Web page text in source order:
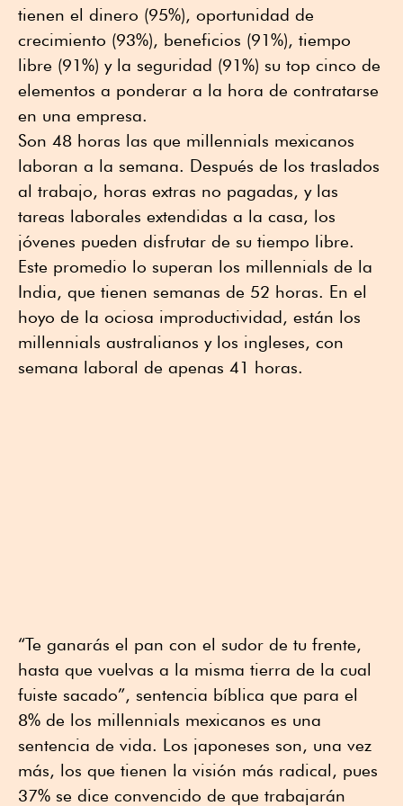
tienen el dinero (95%), oportunidad de
crecimiento (93%), beneficios (91%), tiempo
libre (91%) y la seguridad (91%) su top cinco de
elementos a ponderar a la hora de contratarse
en una empresa.
Son 48 horas las que millennials mexicanos
laboran a la semana. Después de los traslados
al trabajo, horas extras no pagadas, y las
tareas laborales extendidas a la casa, los
jóvenes pueden disfrutar de su tiempo libre.
Este promedio lo superan los millennials de la
India, que tienen semanas de 52 horas. En el
hoyo de la ociosa improductividad, están los
millennials australianos y los ingleses, con
semana laboral de apenas 41 horas.
“Te ganarás el pan con el sudor de tu frente,
hasta que vuelvas a la misma tierra de la cual
fuiste sacado”, sentencia bíblica que para el
8% de los millennials mexicanos es una
sentencia de vida. Los japoneses son, una vez
más, los que tienen la visión más radical, pues
37% se dice convencido de que trabajarán